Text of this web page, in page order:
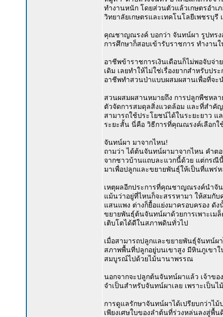
ทำงานหนัก โดยส่วนตัวแล้วเกษตรอำ
วิทยาลัยเกษตรและเทคโนโลยีเพชรบุ
คุณชาญณรงค์ บอกว่า จันทน์ผา รูปทรง
การศึกษาก็สอบเข้ารับราชการ ทำงาน
อาชีพข้าราชการเงินเดือนก็ไม่พอจับจ่
เดิม เลยทำให้ไม่ใช่เรื่องยากสำหรับป
อาชีพทำสวนป่าแบบผสมผสานเพื่อที่จ
สวนผสมผสานหมายถึง การปลูกพืชหล
ตัวจัดการสมดุลสิ่งแวดล้อม และที่สำคั
สามารถใช้ประโยชน์ได้ในระยะยาว
ระยะสั้น นี่คือ วิธีการที่คุณณรงค์เลือกใ
จันทน์ผา มาจากไหน!
ถามว่า ได้ต้นจันทน์ผามาจากไหน คำต
จากชาวบ้านแถบละแวกนี้ด้วย แต่กรณี
มาเพื่อปลูกและขยายพันธุ์ให้เป็นที่แพร่ห
เหตุผลอีกประการที่คุณชาญณรงค์นำจั
แม้นว่าอยู่ที่ไหนก็จะสรรหามา ให้สมกับ
แสนแพง ต่างก็ยื้อแย่งมาครอบครอง ดั
ขยายพันธุ์ต้นจันทน์ผาด้วยการเพาะเม
เติบโตได้ดีในสภาพดินทั่วไป
เมื่อสามารถปลูกและขยายพันธุ์จันทน์
สภาพพื้นที่ปลูกอยู่บนเขาสูง มีหินภูเขา
สมบูรณ์ไปด้วยไม้นานาพรรณ
นอกจากจะปลูกต้นจันทน์ผาแล้ว เจ้าข
จำเป็นสำหรับจันทน์ผาเลย เพราะเป็น
การดูแลรักษาจันทน์ผาได้เปรียบกว่าไ
เพียงเศษใบของลำต้นที่ร่วงหล่นลงสู่พื้